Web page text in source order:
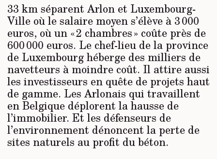
33 km séparent Arlon et Luxembourg-
Ville où le salaire moyen s’élève à 3 000
euros, où un « 2 chambres » coûte près de
600 000 euros. Le chef-lieu de la province
de Luxembourg héberge des milliers de
navetteurs à moindre coût. Il attire aussi
les investisseurs en quête de projets haut
de gamme. Les Arlonais qui travaillent
en Belgique déplorent la hausse de
l’immobilier. Et les défenseurs de
l’environnement dénoncent la perte de
sites naturels au profit du béton.